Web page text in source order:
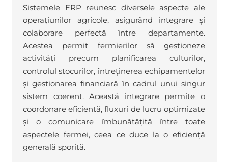
Sistemele ERP reunesc diversele aspecte ale
operațiunilor agricole, asigurând integrare și
colaborare perfectă între departamente.
Acestea permit fermierilor să gestioneze
activități precum planificarea culturilor,
controlul stocurilor, întreținerea echipamentelor
și gestionarea financiară în cadrul unui singur
sistem coerent. Această integrare permite o
coordonare eficientă, fluxuri de lucru optimizate
și o comunicare îmbunătățită între toate
aspectele fermei, ceea ce duce la o eficiență
generală sporită.